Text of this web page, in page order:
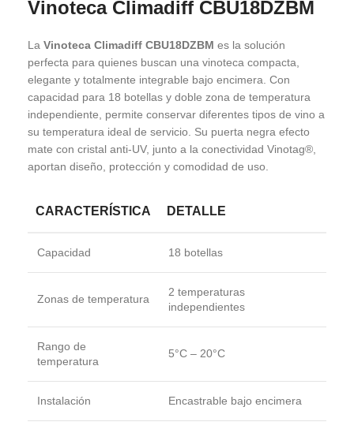
Vinoteca Climadiff CBU18DZBM
La Vinoteca Climadiff CBU18DZBM es la solución
perfecta para quienes buscan una vinoteca compacta,
elegante y totalmente integrable bajo encimera. Con
capacidad para 18 botellas y doble zona de temperatura
independiente, permite conservar diferentes tipos de vino a
su temperatura ideal de servicio. Su puerta negra efecto
mate con cristal anti-UV, junto a la conectividad Vinotag®,
aportan diseño, protección y comodidad de uso.
CARACTERÍSTICA DETALLE
Capacidad 18 botellas
Zonas de temperatura
2 temperaturas
independientes
Rango de
temperatura
5°C – 20°C
Instalación Encastrable bajo encimera